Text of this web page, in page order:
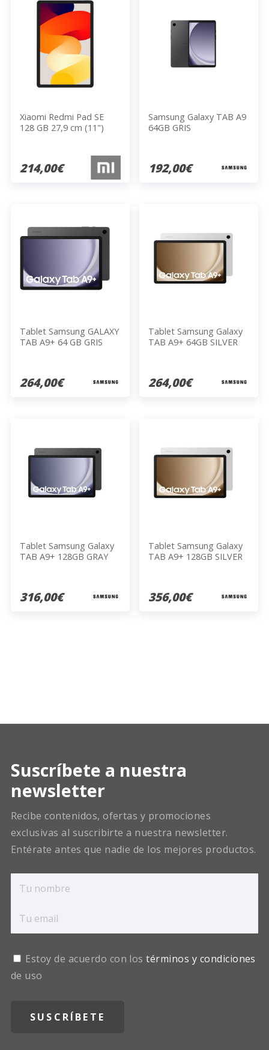
Xiaomi Redmi Pad SE
128 GB 27,9 cm (11")
214,00€
Samsung Galaxy TAB A9
64GB GRIS
192,00€
Tablet Samsung GALAXY
TAB A9+ 64 GB GRIS
264,00€
Tablet Samsung Galaxy
TAB A9+ 64GB SILVER
264,00€
Tablet Samsung Galaxy
TAB A9+ 128GB GRAY
316,00€
Tablet Samsung Galaxy
TAB A9+ 128GB SILVER
356,00€
Suscríbete a nuestra
newsletter
Recibe contenidos, ofertas y promociones
exclusivas al suscribirte a nuestra newsletter.
Entérate antes que nadie de los mejores productos.
Estoy de acuerdo con lostérminos y condiciones
de uso